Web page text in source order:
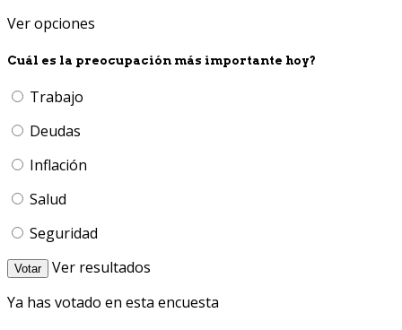
Ver opciones
Cuál es la preocupación más importante hoy?
Trabajo
Deudas
Inflación
Salud
Seguridad
Votar
Ver resultados
Ya has votado en esta encuesta